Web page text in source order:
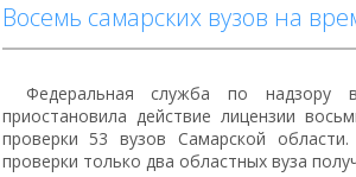
Восемь самарских вузов на
Федеральная служба по надзору
приостановила действие лицензии
проверки 53 вузов Самарской
проверки только два областных вуза